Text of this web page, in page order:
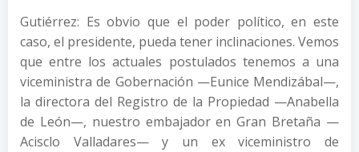
Gutiérrez: Es obvio que el poder político, en este
caso, el presidente, pueda tener inclinaciones. Vemos
que entre los actuales postulados tenemos a una
viceministra de Gobernación —Eunice Mendizábal—,
la directora del Registro de la Propiedad —Anabella
de León—, nuestro embajador en Gran Bretaña —
Acisclo Valladares— y un ex viceministro de